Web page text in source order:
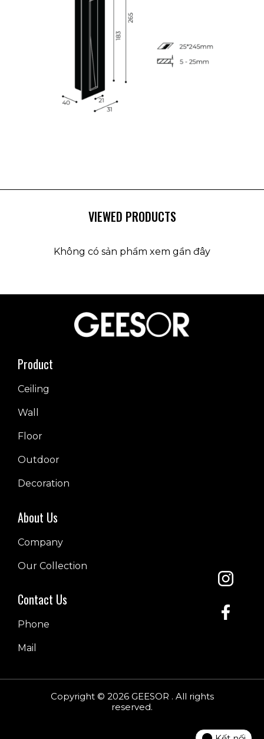
VIEWED PRODUCTS
Không có sản phẩm xem gần đây
Product
Ceiling
Wall
Floor
Outdoor
Decoration
About Us
Company
Our Collection
Contact Us
Phone
Mail
Copyright © 2026 GEESOR . All rights
reserved.